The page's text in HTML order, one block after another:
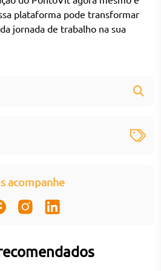
plataforma pode transformar
jornada de trabalho na sua
acompanhe